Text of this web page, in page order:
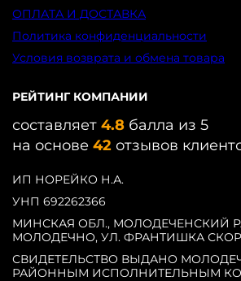
ОПЛАТА И ДОСТАВКА
Политика конфиденциальности
Условия возврата и обмена товара
РЕЙТИНГ КОМПАНИИ
составляет 4.8 балла из 5
на основе 42 отзывов
ИП НОРЕЙКО Н.А.
УНП 692262366
МИНСКАЯ ОБЛ., МОЛОДЕЧЕНСКИЙ
МОЛОДЕЧНО, УЛ. ФРАНТИШКА
СВИДЕТЕЛЬСТВО ВЫДАНО
РАЙОННЫМ ИСПОЛНИТЕЛЬНЫМ